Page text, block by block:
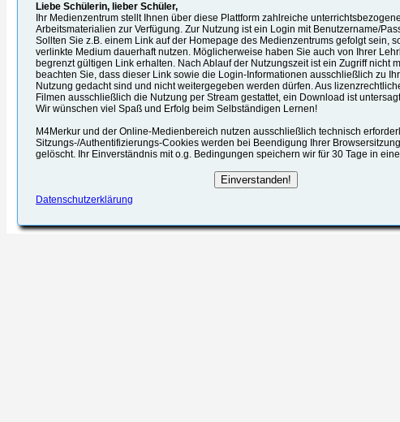
Liebe Schülerin, lieber Schüler,
Ihr Medienzentrum stellt Ihnen über diese Plattform zahlreiche
Arbeitsmaterialien zur Verfügung. Zur Nutzung ist ein Login mit Benutzername/
Sollten Sie z.B. einem Link auf der Homepage des Medienzentrums gefolgt sein,
verlinkte Medium dauerhaft nutzen. Möglicherweise haben Sie auch von Ihrer
begrenzt gültigen Link erhalten. Nach Ablauf der Nutzungszeit ist ein Zugriff nicht
beachten Sie, dass dieser Link sowie die Login-Informationen ausschließlich zu
Nutzung gedacht sind und nicht weitergegeben werden dürfen. Aus
Filmen ausschließlich die Nutzung per Stream gestattet, ein Download ist
Wir wünschen viel Spaß und Erfolg beim Selbständigen Lernen!
M4Merkur und der Online-Medienbereich nutzen ausschließlich technisch
Sitzungs-/Authentifizierungs-Cookies werden bei Beendigung Ihrer
gelöscht. Ihr Einverständnis mit o.g. Bedingungen speichern wir für 30 Tage in
Datenschutzerklärung